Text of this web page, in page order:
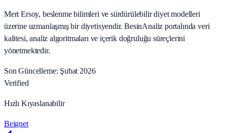
Mert Ersoy, beslenme bilimleri ve sürdürülebilir diyet modelleri
üzerine uzmanlaşmış bir diyetisyendir. BesinAnaliz portalında veri
kalitesi, analiz algoritmaları ve içerik doğruluğu süreçlerini
yönetmektedir.
Son Güncelleme: Şubat 2026
Verified
Hızlı Kıyaslanabilir
Beignet